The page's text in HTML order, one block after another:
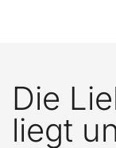
Die
liegt